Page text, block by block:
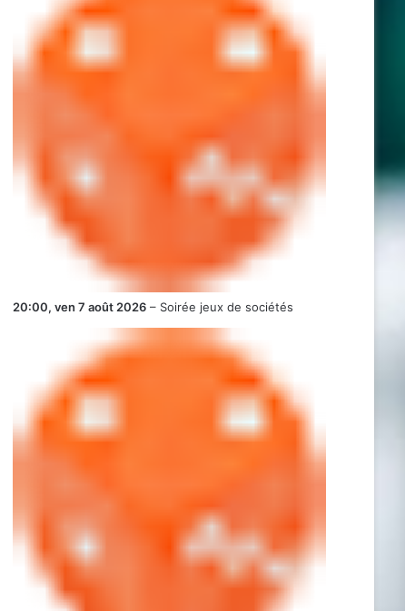
20:00, ven 7 août 2026 – Soirée jeux de sociétés